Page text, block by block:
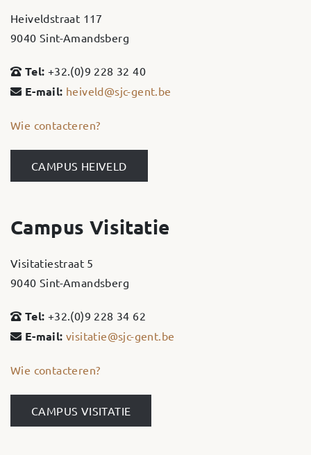
Heiveldstraat 117
9040 Sint-Amandsberg
Tel: +32.(0)9 228 32 40
E-mail: heiveld@sjc-gent.be
Wie contacteren?
CAMPUS HEIVELD
Campus Visitatie
Visitatiestraat 5
9040 Sint-Amandsberg
Tel: +32.(0)9 228 34 62
E-mail: visitatie@sjc-gent.be
Wie contacteren?
CAMPUS VISITATIE